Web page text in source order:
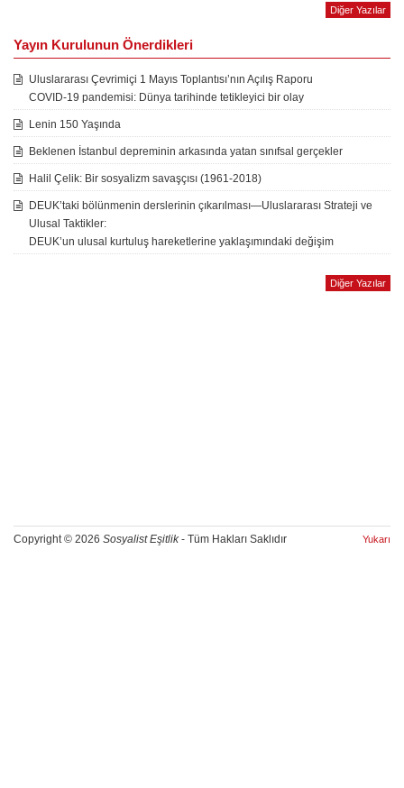
Diğer Yazılar
Yayın Kurulunun Önerdikleri
Uluslararası Çevrimiçi 1 Mayıs Toplantısı’nın Açılış Raporu
COVID-19 pandemisi: Dünya tarihinde tetikleyici bir olay
Lenin 150 Yaşında
Beklenen İstanbul depreminin arkasında yatan sınıfsal gerçekler
Halil Çelik: Bir sosyalizm savaşçısı (1961-2018)
DEUK’taki bölünmenin derslerinin çıkarılması—Uluslararası Strateji ve
Ulusal Taktikler:
DEUK’un ulusal kurtuluş hareketlerine yaklaşımındaki değişim
Diğer Yazılar
Copyright © 2026 Sosyalist Eşitlik- Tüm Hakları Saklıdır Yukarı